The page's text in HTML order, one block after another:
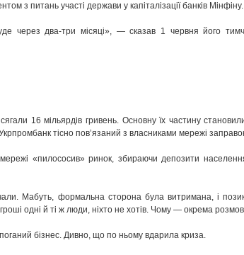
з питань участі держави у капіталізації банків Мінфіну.
через два-три місяці», — сказав 1 червня його
16 мільярдів гривень. Основну їх частину
тісно пов’язаний з власниками мережі
«пилососив» ринок, збираючи депозити
Мабуть, формальна сторона була витримана, і
одні й ті ж люди, ніхто не хотів. Чому — окрема
бізнес. Дивно, що по ньому вдарила криза.